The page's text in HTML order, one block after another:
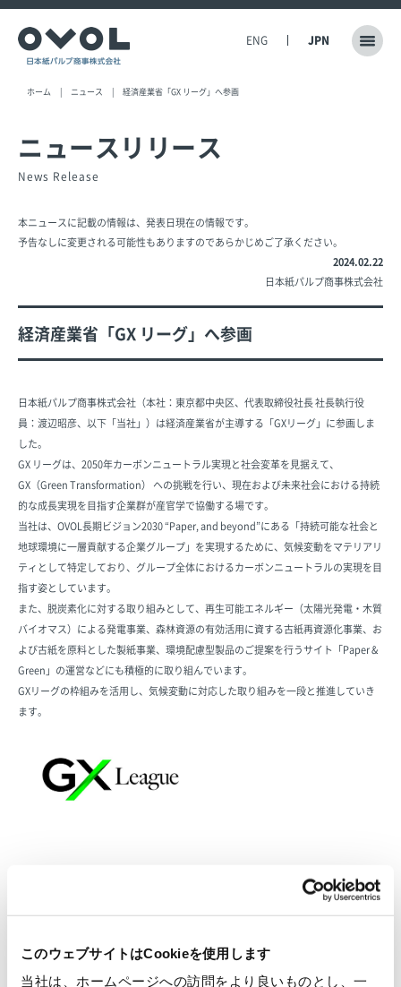
このウェブサイトはCookieを使用します
当社は、ホームページへの訪問をより良いものとし、一
ENG JPN
ホーム ニュース 経済産業省「GX リーグ」へ参画
ニュースリリース
News Release
本ニュースに記載の情報は、発表日現在の情報です。
予告なしに変更される可能性もありますのであらかじめご了承ください。
2024.02.22
日本紙パルプ商事株式会社
経済産業省「GX リーグ」へ参画
日本紙パルプ商事株式会社（本社：東京都中央区、代表取締役社長 社長執行役
員：渡辺昭彦、以下「当社」）は経済産業省が主導する「GXリーグ」に参画しま
した。
GX リーグは、2050年カーボンニュートラル実現と社会変革を見据えて、
GX（Green Transformation） ヘの挑戦を行い、現在および未来社会における持続
的な成長実現を目指す企業群が産官学で協働する場です。
当社は、OVOL長期ビジョン2030 “Paper, and beyond”にある「持続可能な社会と
地球環境に一層貢献する企業グループ」を実現するために、気候変動をマテリアリ
ティとして特定しており、グループ全体におけるカーボンニュートラルの実現を目
指す姿としています。
また、脱炭素化に対する取り組みとして、再生可能エネルギー（太陽光発電・木質
バイオマス）による発電事業、森林資源の有効活用に資する古紙再資源化事業、お
よび古紙を原料とした製紙事業、環境配慮型製品のご提案を行うサイト「Paper &
Green」の運営などにも積極的に取り組んでいます。
GXリーグの枠組みを活用し、気候変動に対応した取り組みを一段と推進していき
ます。
GXリーグの詳細については、下記ウェブサイトをご覧ください。
本件に関するお問い合わせ先